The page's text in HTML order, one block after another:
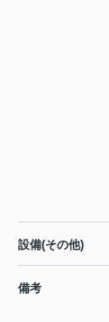
設備(その他)
備考